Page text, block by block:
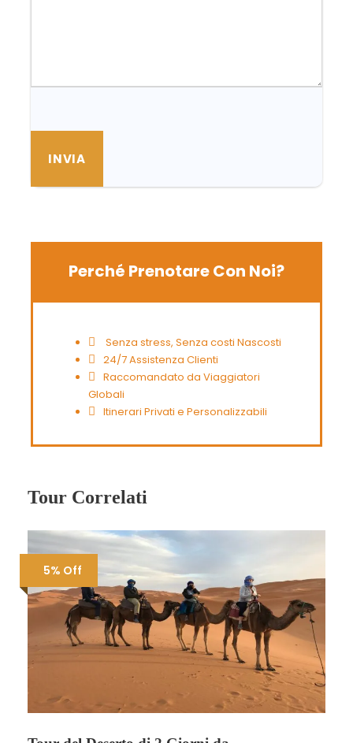
Perché Prenotare Con Noi?
Senza stress, Senza costi Nascosti
24/7 Assistenza Clienti
Raccomandato da Viaggiatori
Globali
Itinerari Privati e Personalizzabili
Tour Correlati
5% Off